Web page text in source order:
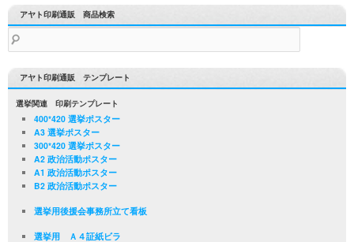
アヤト印刷通販 商品検索
検
索:
アヤト印刷通販 テンプレート
選挙関連 印刷テンプレート
400*420 選挙ポスター
A3 選挙ポスター
300*420 選挙ポスター
A2 政治活動ポスター
A1 政治活動ポスター
B2 政治活動ポスター
選挙用後援会事務所立て看板
選挙用 Ａ４証紙ビラ